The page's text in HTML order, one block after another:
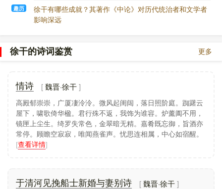
徐干本人擅长辞赋，能作诗，其五言诗妙绝当时。徐干
的存世之作，今只有散文集《中论》。这本书比较全面地反
映了他的哲学思想及其文章风貌。当时的人们评价他写《中
流俗之昏者”。当时曹丕称赞此书“成一家之言，辞义典雅，足
传于后。”（《与吴质书》）。
上求圣人之中、下救流俗之昏者，故废诗、赋、颂、铭、赞
之文，著《中论》之书二十二篇”（《中论序》）。今存辑本
分上、下两卷，上卷10篇，多论述处事原则和品德修养，下
卷10篇，大部分论述君臣关系和政治机微，因此，它是一部
有关伦理及政治的论集。其思想倾向，大体上遵奉儒家旨
趣，多祖述先王、孔、孟之言，同时，也受道家、法家的某
些影响。《中论》对时弊有所针砭，不过作者持论比较中庸
判的尖锐性，都有所逊色。《中论》的语言比较平实，论证
疾而卒。后来曹丕论及徐干时说：“观古今文人类不护细行，
鲜能以名节自立，而伟长独怀文抱质，恬淡寡欲，有箕山之
趣历
徐干有哪些成就？其著作《中论》对历代统治者和文学者
影响深远
徐干的诗词鉴赏 更多
情诗 魏晋·徐干
高殿郁崇崇，广厦凄泠泠。微风起闺闼，落日照阶庭。踟躇云
屋下，啸歌倚华楹。君行殊不返，我饰为谁容。炉薰阖不用，
镜匣上尘生。绮罗失常色，金翠暗无精。嘉肴既忘御，旨酒亦
常停。顾瞻空寂寂，唯闻燕雀声。忧思连相属，中心如宿醒。
[查看详情]
于清河见挽船士新婚与妻别诗 魏晋·徐干